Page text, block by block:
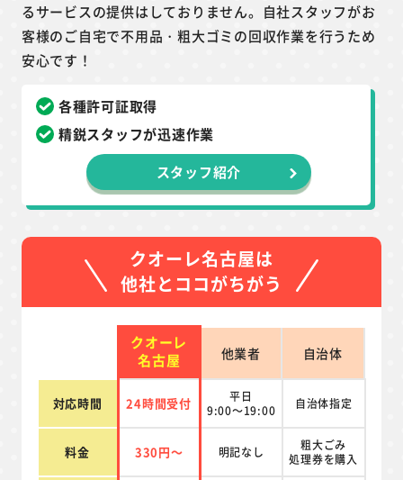
るサービスの提供はしておりません。自社スタッフがお
客様のご自宅で不用品・粗大ゴミの回収作業を行うため
安心です！
各種許可証取得
精鋭スタッフが迅速作業
スタッフ紹介
クオーレ名古屋は
他社とココがちがう
クオーレ
名古屋
他業者 自治体
対応時間 24時間受付
平日
9:00～19:00
自治体指定
料金 330円～ 明記なし
粗大ごみ
処理券を購入